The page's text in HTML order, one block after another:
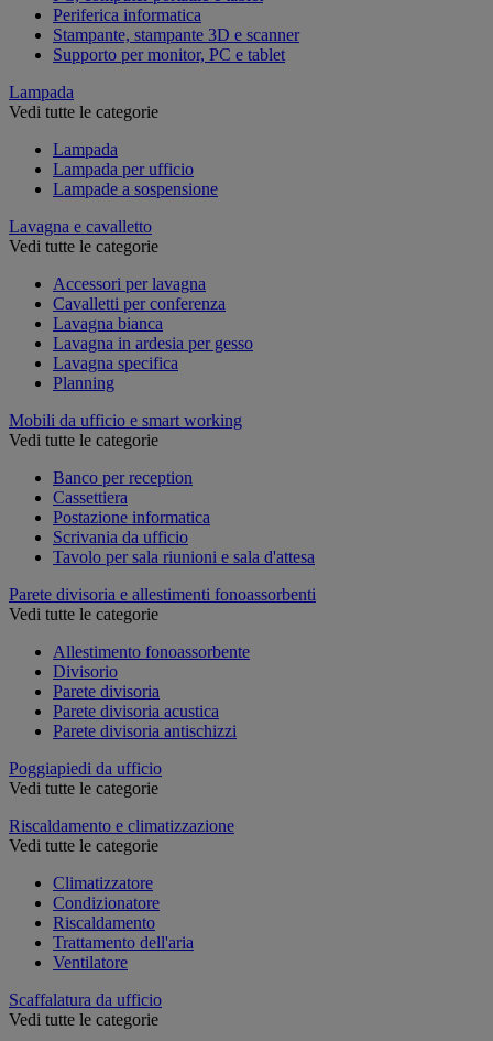
Periferica informatica
Stampante, stampante 3D e scanner
Supporto per monitor, PC e tablet
Lampada
Vedi tutte le categorie
Lampada
Lampada per ufficio
Lampade a sospensione
Lavagna e cavalletto
Vedi tutte le categorie
Accessori per lavagna
Cavalletti per conferenza
Lavagna bianca
Lavagna in ardesia per gesso
Lavagna specifica
Planning
Mobili da ufficio e smart working
Vedi tutte le categorie
Banco per reception
Cassettiera
Postazione informatica
Scrivania da ufficio
Tavolo per sala riunioni e sala d'attesa
Parete divisoria e allestimenti fonoassorbenti
Vedi tutte le categorie
Allestimento fonoassorbente
Divisorio
Parete divisoria
Parete divisoria acustica
Parete divisoria antischizzi
Poggiapiedi da ufficio
Vedi tutte le categorie
Riscaldamento e climatizzazione
Vedi tutte le categorie
Climatizzatore
Condizionatore
Riscaldamento
Trattamento dell'aria
Ventilatore
Scaffalatura da ufficio
Vedi tutte le categorie